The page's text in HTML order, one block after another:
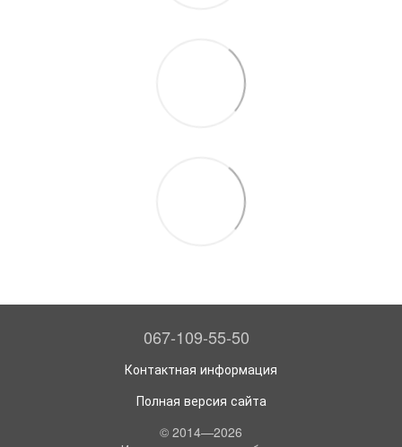
067-109-55-50
Контактная информация
Полная версия сайта
© 2014—2026